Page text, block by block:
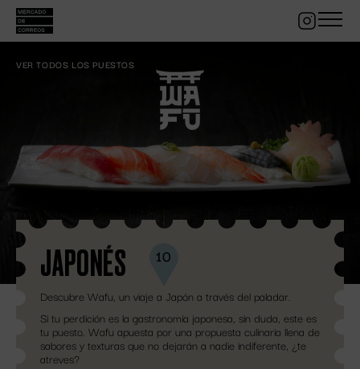
EN
VER TODOS LOS PUESTOS
JAPONÉS 10
Descubre Wafu, un viaje a Japón a través del paladar.
Si tu perdición es la gastronomía japonesa, sin duda, este es
tu puesto. Wafu apuesta por una propuesta culinaria llena de
sabores y texturas que no dejarán a nadie indiferente, ¿te
atreves?